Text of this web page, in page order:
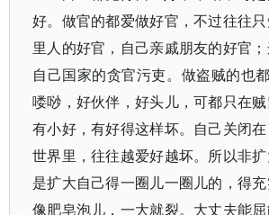
好。做官的都爱做好官，不过往往
里人的好官，自己亲戚朋友的好官
自己国家的贪官污吏。做盗贼的也
喽唦，好伙伴，好头儿，可都只在贼
有小好，有好得这样坏。自己关闭
世界里，往往越爱好越坏。所以非
是扩大自己得一圈儿一圈儿的，得
像肥皂泡儿，一大就裂。大丈夫能